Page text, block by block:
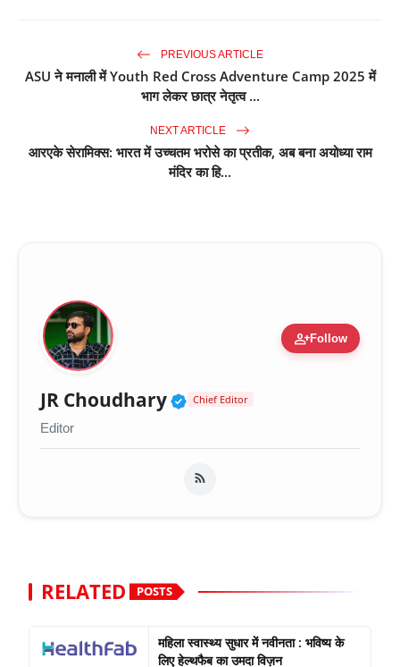
PREVIOUS ARTICLE
ASU ने मनाली में Youth Red Cross Adventure Camp 2025 में
भाग लेकर छात्र नेतृत्व ...
NEXT ARTICLE
आरएके सेरामिक्स: भारत में उच्चतम भरोसे का प्रतीक, अब बना अयोध्या राम
मंदिर का हि...
person_addFollow
JR Choudhary Verified Public Figure
Chief Editor
Editor
RELATED POSTS
महिला स्वास्थ्य सुधार में नवीनता : भविष्य के
लिए हेल्थफैब का उमदा विज़न